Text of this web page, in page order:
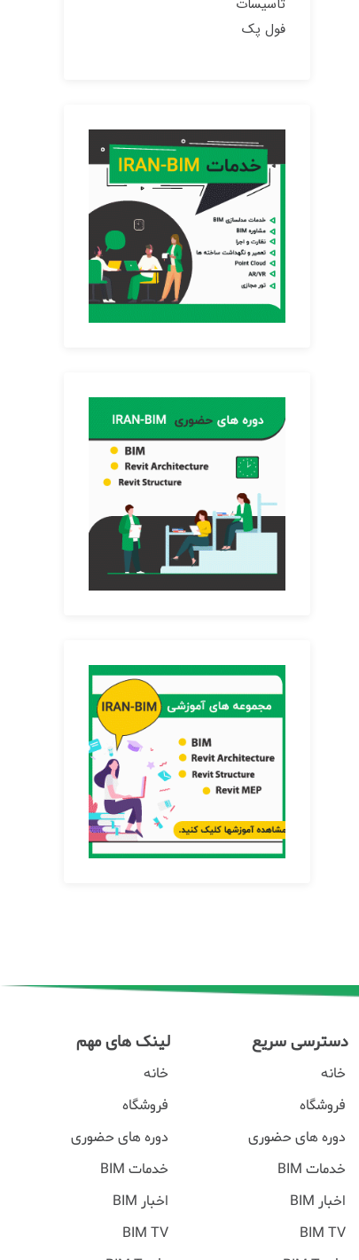
فول پک
دسترسی سریع
خانه
فروشگاه
دوره های حضوری
خدمات BIM
اخبار BIM
BIM TV
لینک های مهم
خانه
فروشگاه
دوره های حضوری
خدمات BIM
اخبار BIM
BIM TV